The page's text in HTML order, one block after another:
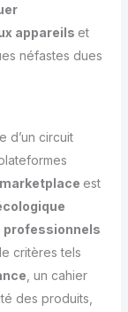
appareils et
néfastes dues
d’un circuit
marketplace est
professionnels
critères tels
, un cahier
des produits,